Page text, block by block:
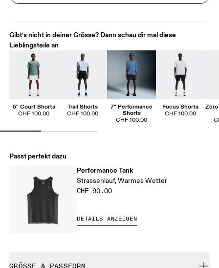
Gibt‘s nicht in deiner Grösse? Dann schau dir mal diese
Lieblingsteile an
5" Court Shorts
CHF 100.00
Trail Shorts
CHF 100.00
7" Performance
Shorts
CHF 100.00
Focus Shorts
CHF 100.00
Zero
Passt perfekt dazu
Performance Tank
Strassenlauf, Warmes Wetter
CHF 90.00
DETAILS ANZEIGEN
GRÖSSE & PASSFORM